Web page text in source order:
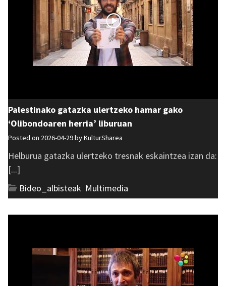
Palestinako gatazka ulertzeko hamar gako
‘Olibondoaren herria’ liburuan
Posted on 2026-04-29 byKulturSharea
Helburua gatazka ulertzeko tresnak eskaintzea izan da:
[...]
Bideo_albisteak Multimedia